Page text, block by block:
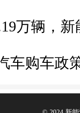
万辆，
车购车政